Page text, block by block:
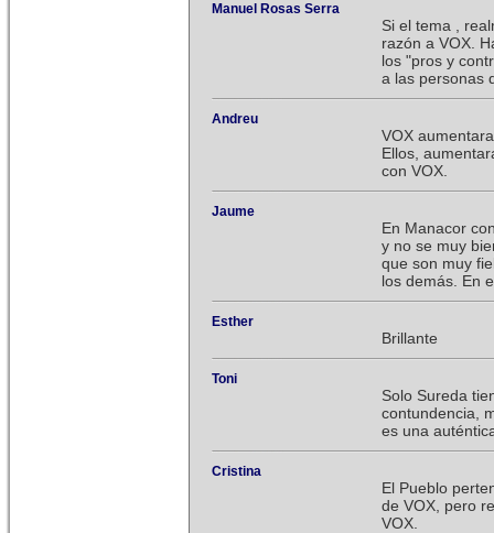
Manuel Rosas Serra
Si el tema ,
razón a VOX.
los "pros y
a las personas
Andreu
VOX
Ellos,
con VOX.
Jaume
En Manacor
y no se muy
que son muy
los demás. En
Esther
Brillante
Toni
Solo Sureda
contundencia,
es una
Cristina
El Pueblo
de VOX, pero
VOX.